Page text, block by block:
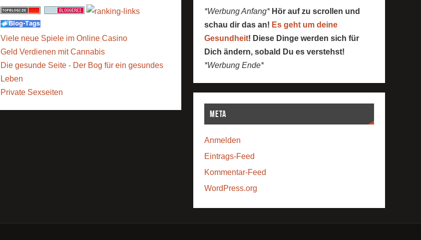
Viele neue Spiele im Online Casino
Geld Verdienen mit Cannabis
Die gesunde Seite - Der Bog für ein gesundes
Leben
Private Sexseiten
*Werbung Anfang* Hör auf zu scrollen und
schau dir das an! Es geht um deine
Gesundheit! Diese Dinge werden sich für
Dich ändern, sobald Du es verstehst!
*Werbung Ende*
Meta
Anmelden
Eintrags-Feed
Kommentar-Feed
WordPress.org